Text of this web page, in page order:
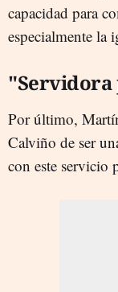
capacidad para
especialmente la
"Servidora
Por último,
Calviño de ser
con este servicio